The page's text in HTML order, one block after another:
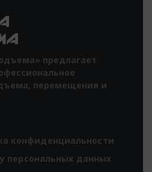
предлагает
перемещения и
конфиденциальности
персональных данных